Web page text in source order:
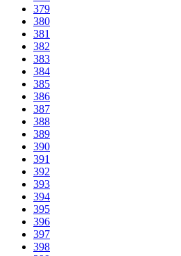
379
380
381
382
383
384
385
386
387
388
389
390
391
392
393
394
395
396
397
398